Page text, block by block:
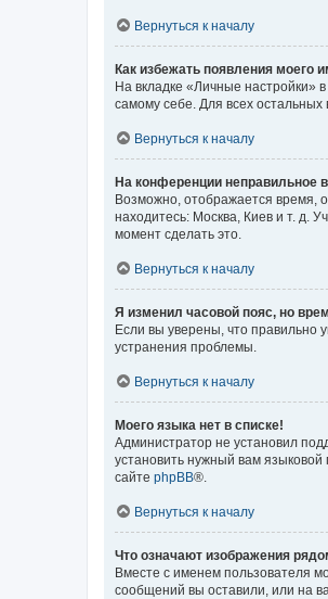
Вернуться к началу
Как избежать появления моего
На вкладке «Личные настройки»
самому себе. Для всех
Вернуться к началу
На конференции неправильное
Возможно, отображается время,
находитесь: Москва, Киев и т. д.
момент сделать это.
Вернуться к началу
Я изменил часовой пояс, но
Если вы уверены, что правильно
устранения проблемы.
Вернуться к началу
Моего языка нет в списке!
Администратор не установил
установить нужный вам
сайте phpBB®.
Вернуться к началу
Что означают изображения
Вместе с именем пользователя
сообщений вы оставили, или на